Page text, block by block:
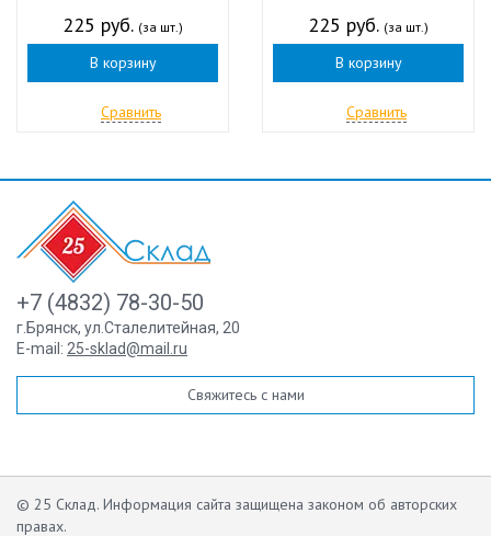
225 руб. (за шт.)
В корзину
Сравнить
225 руб. (за шт.)
В корзину
Сравнить
+7 (4832) 78-30-50
г.Брянск, ул.Сталелитейная, 20
E-mail: 25-sklad@mail.ru
Свяжитесь с нами
© 25 Склад. Информация сайта защищена законом об авторских
правах.